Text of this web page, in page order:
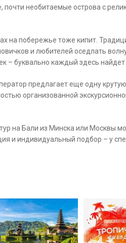
почти необитаемые острова с
на побережье тоже кипит.
и любителей оседлать
– буквально каждый здесь найдет
предлагает еще одну
организованной
на Бали из Минска или Москвы
и индивидуальный подбор – у